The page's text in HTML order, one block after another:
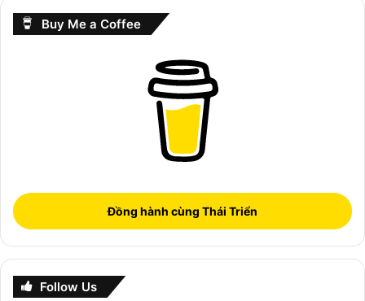
Buy Me a Coffee
Đồng hành cùng Thái Triển
Follow Us